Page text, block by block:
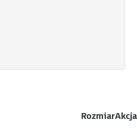
RozmiarAkcja